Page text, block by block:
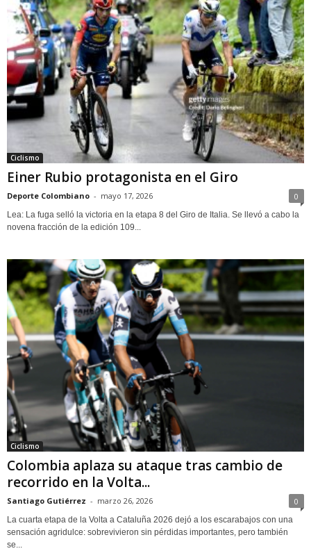
Ciclismo
Einer Rubio protagonista en el Giro
Deporte Colombiano - mayo 17, 2026 0
Lea: La fuga selló la victoria en la etapa 8 del Giro de Italia. Se llevó a cabo la
novena fracción de la edición 109...
Ciclismo
Colombia aplaza su ataque tras cambio de
recorrido en la Volta...
Santiago Gutiérrez - marzo 26, 2026 0
La cuarta etapa de la Volta a Cataluña 2026 dejó a los escarabajos con una
sensación agridulce: sobrevivieron sin pérdidas importantes, pero también
se...